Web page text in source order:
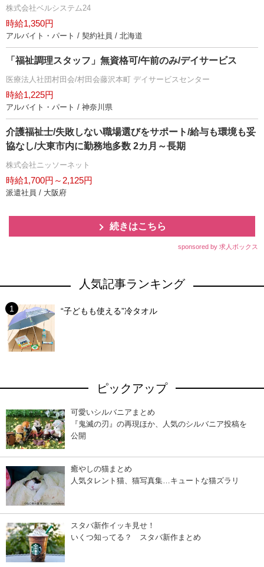
株式会社ベルシステム24
時給1,350円
アルバイト・パート / 契約社員 / 北海道
「福祉調理スタッフ」無資格可/午前のみ/デイサービス
医療法人社団村田会/村田会藤沢本町 デイサービスセンター
時給1,225円
アルバイト・パート / 神奈川県
介護福祉士/失敗しない職場選びをサポート/給与も環境も妥
協なし/大東市内に勤務地多数 2カ月～長期
株式会社ニッソーネット
時給1,700円～2,125円
派遣社員 / 大阪府
続きはこちら
sponsored by 求人ボックス
人気記事ランキング
“子どもも使える”冷タオル
ピックアップ
可愛いシルバニアまとめ
『鬼滅の刃』の再現ほか、人気のシルバニア投稿を
公開
癒やしの猫まとめ
人気タレント猫、猫写真集…キュートな猫ズラリ
スタバ新作イッキ見せ！
いくつ知ってる？ スタバ新作まとめ